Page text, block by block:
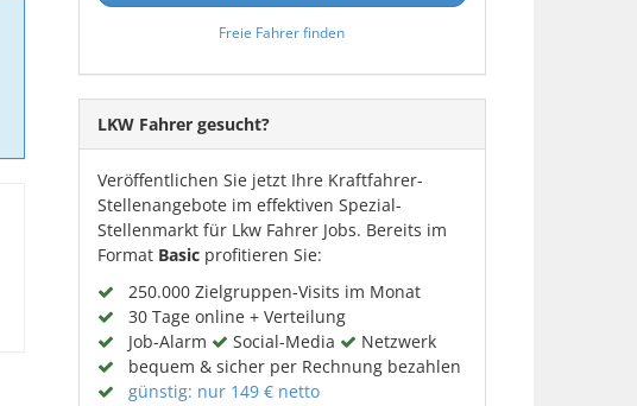
Freie Fahrer finden
LKW Fahrer gesucht?
Veröffentlichen Sie jetzt Ihre Kraftfahrer-
Stellenangebote im effektiven Spezial-
Stellenmarkt für Lkw Fahrer Jobs. Bereits im
Format Basicprofitieren Sie:
250.000 Zielgruppen-Visits im Monat
30 Tage online + Verteilung
Job-Alarm
Social-Media
Netzwerk
bequem & sicher per Rechnung bezahlen
günstig: nur 149 € netto